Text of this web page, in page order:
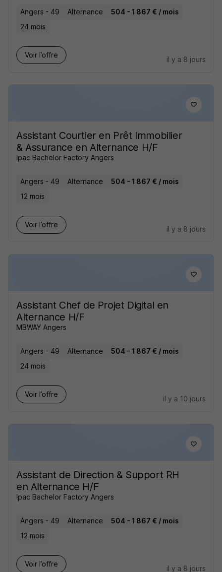
Angers - 49 Alternance
504 - 1 867 € / mois
24 mois
Voir l’offre
il y a 8 jours
Assistant Courtier en Prêt Immobilier
& Assurance en Alternance H/F
Ipac Bachelor Factory Angers
Angers - 49 Alternance
504 - 1 867 € / mois
12 mois
Voir l’offre
il y a 8 jours
Assistant Chef de Projet Digital en
Alternance H/F
MBWAY Angers
Angers - 49 Alternance
504 - 1 867 € / mois
24 mois
Voir l’offre
il y a 10 jours
Assistant de Direction & Support RH
en Alternance H/F
Ipac Bachelor Factory Angers
Angers - 49 Alternance
504 - 1 867 € / mois
12 mois
Voir l’offre
il y a 8 jours